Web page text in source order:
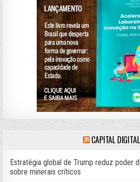
CAPITAL DIGITAL
Estratégia global de Trump reduz poder
sobre minerais críticos